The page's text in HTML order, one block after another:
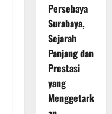
Persebaya
Surabaya,
Sejarah
Panjang dan
Prestasi
yang
Menggetark